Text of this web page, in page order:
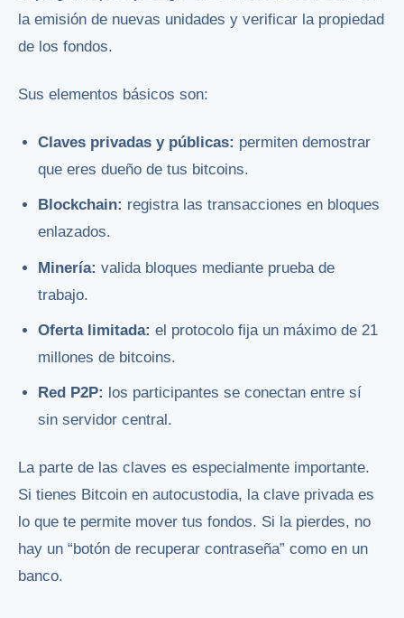
la emisión de nuevas unidades y verificar la propiedad
de los fondos.
Sus elementos básicos son:
Claves privadas y públicas: permiten demostrar
que eres dueño de tus bitcoins.
Blockchain: registra las transacciones en bloques
enlazados.
Minería: valida bloques mediante prueba de
trabajo.
Oferta limitada: el protocolo fija un máximo de 21
millones de bitcoins.
Red P2P: los participantes se conectan entre sí
sin servidor central.
La parte de las claves es especialmente importante.
Si tienes Bitcoin en autocustodia, la clave privada es
lo que te permite mover tus fondos. Si la pierdes, no
hay un “botón de recuperar contraseña” como en un
banco.